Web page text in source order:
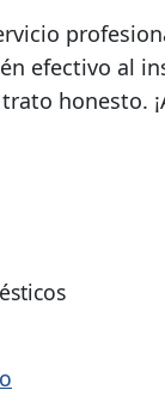
efectivo al
honesto.